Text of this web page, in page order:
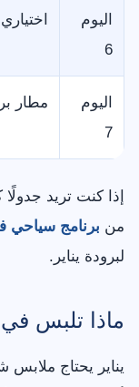
اليوم
6
اختياري
اليوم
7
مطار
إذا كنت تريد
من برنامج سياحي
لبرودة يناير.
ماذا تلبس
يناير يحتاج